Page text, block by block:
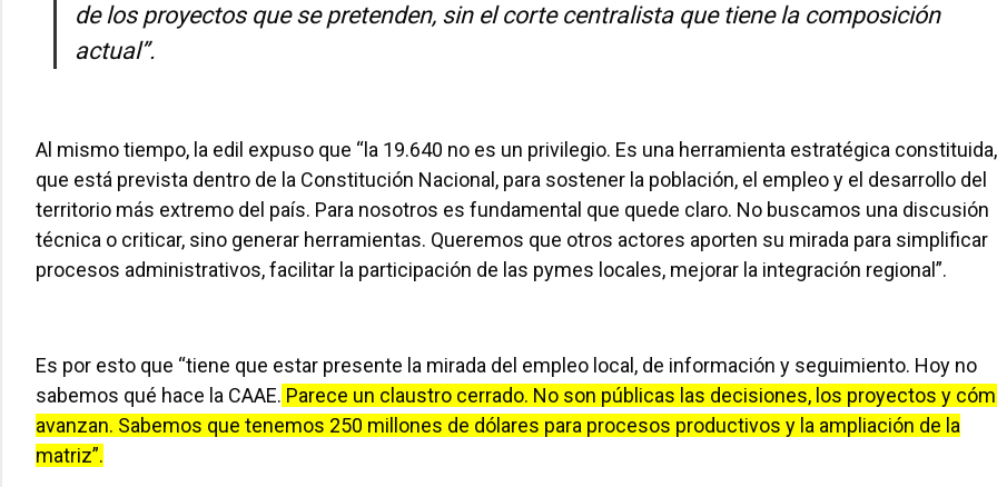
de los proyectos que se pretenden, sin el corte centralista que tiene la composición
actual”.
Al mismo tiempo, la edil expuso que “la 19.640 no es un privilegio. Es una herramienta estratégica constituida,
que está prevista dentro de la Constitución Nacional, para sostener la población, el empleo y el desarrollo del
territorio más extremo del país. Para nosotros es fundamental que quede claro. No buscamos una discusión
técnica o criticar, sino generar herramientas. Queremos que otros actores aporten su mirada para simplificar
procesos administrativos, facilitar la participación de las pymes locales, mejorar la integración regional”.
Es por esto que “tiene que estar presente la mirada del empleo local, de información y seguimiento. Hoy no
sabemos qué hace la CAAE. Parece un claustro cerrado. No son públicas las decisiones, los proyectos y
avanzan. Sabemos que tenemos 250 millones de dólares para procesos productivos y la ampliación de la
matriz”.